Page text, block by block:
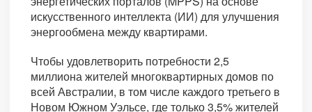
искусственного интеллекта (ИИ) для улучшения
энергообмена между квартирами.
Чтобы удовлетворить потребности 2,5
миллиона жителей многоквартирных домов по
всей Австралии, в том числе каждого третьего в
Новом Южном Уэльсе, где только 3,5% жителей